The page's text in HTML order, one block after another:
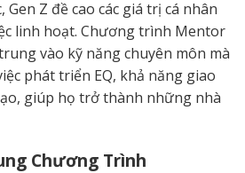
Z đề cao các giá trị cá nhân
linh hoạt. Chương trình Mentor
vào kỹ năng chuyên môn mà
phát triển EQ, khả năng giao
giúp họ trở thành những nhà
Chương Trình